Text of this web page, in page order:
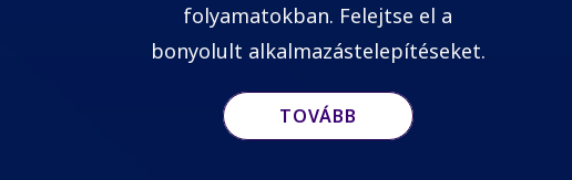
folyamatokban. Felejtse el a
bonyolult alkalmazástelepítéseket.
TOVÁBB